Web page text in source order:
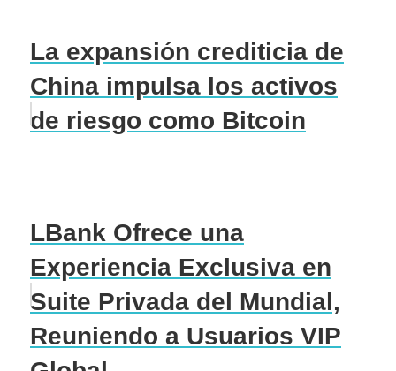
La expansión crediticia de
China impulsa los activos
de riesgo como Bitcoin
LBank Ofrece una
Experiencia Exclusiva en
Suite Privada del Mundial,
Reuniendo a Usuarios VIP